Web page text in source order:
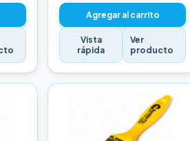
Agregar al carrito
Vista
rápida
Ver
producto